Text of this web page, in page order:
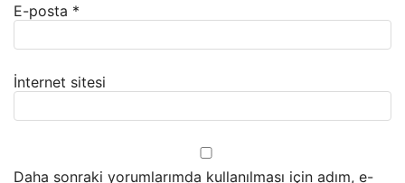
E-posta *
İnternet sitesi
Daha sonraki yorumlarımda kullanılması için adım, e-